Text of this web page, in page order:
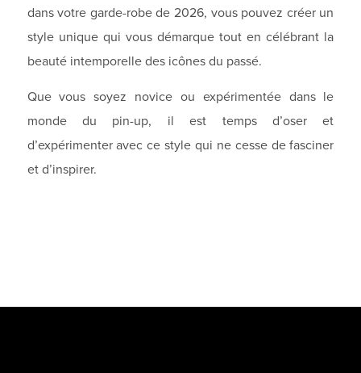
dans votre garde-robe de 2026, vous pouvez créer un
style unique qui vous démarque tout en célébrant la
beauté intemporelle des icônes du passé.
Que vous soyez novice ou expérimentée dans le
monde du pin-up, il est temps d’oser et
d’expérimenter avec ce style qui ne cesse de fasciner
et d’inspirer.